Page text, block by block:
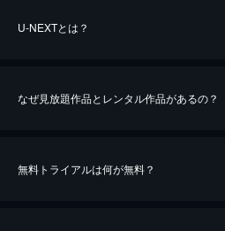
U-NEXTとは？
なぜ見放題作品とレンタル作品があるの？
無料トライアルは何が無料？